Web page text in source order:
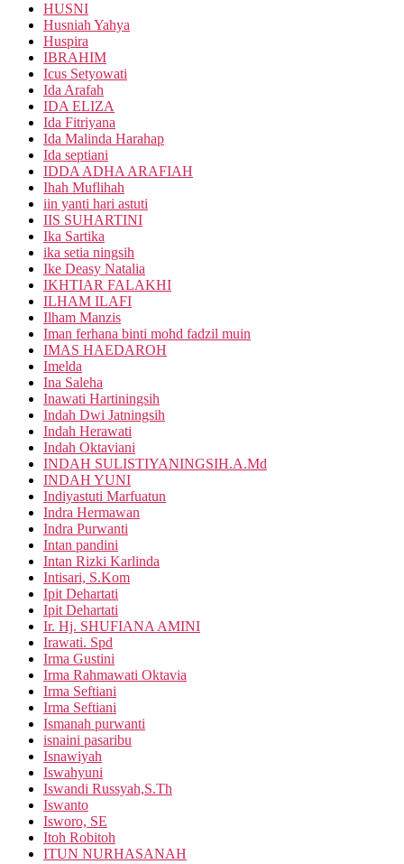
HUSNI
Husniah Yahya
Huspira
IBRAHIM
Icus Setyowati
Ida Arafah
IDA ELIZA
Ida Fitriyana
Ida Malinda Harahap
Ida septiani
IDDA ADHA ARAFIAH
Ihah Muflihah
iin yanti hari astuti
IIS SUHARTINI
Ika Sartika
ika setia ningsih
Ike Deasy Natalia
IKHTIAR FALAKHI
ILHAM ILAFI
Ilham Manzis
Iman ferhana binti mohd fadzil muin
IMAS HAEDAROH
Imelda
Ina Saleha
Inawati Hartiningsih
Indah Dwi Jatningsih
Indah Herawati
Indah Oktaviani
INDAH SULISTIYANINGSIH.A.Md
INDAH YUNI
Indiyastuti Marfuatun
Indra Hermawan
Indra Purwanti
Intan pandini
Intan Rizki Karlinda
Intisari, S.Kom
Ipit Dehartati
Ipit Dehartati
Ir. Hj. SHUFIANA AMINI
Irawati. Spd
Irma Gustini
Irma Rahmawati Oktavia
Irma Seftiani
Irma Seftiani
Ismanah purwanti
isnaini pasaribu
Isnawiyah
Iswahyuni
Iswandi Russyah,S.Th
Iswanto
Isworo, SE
Itoh Robitoh
ITUN NURHASANAH